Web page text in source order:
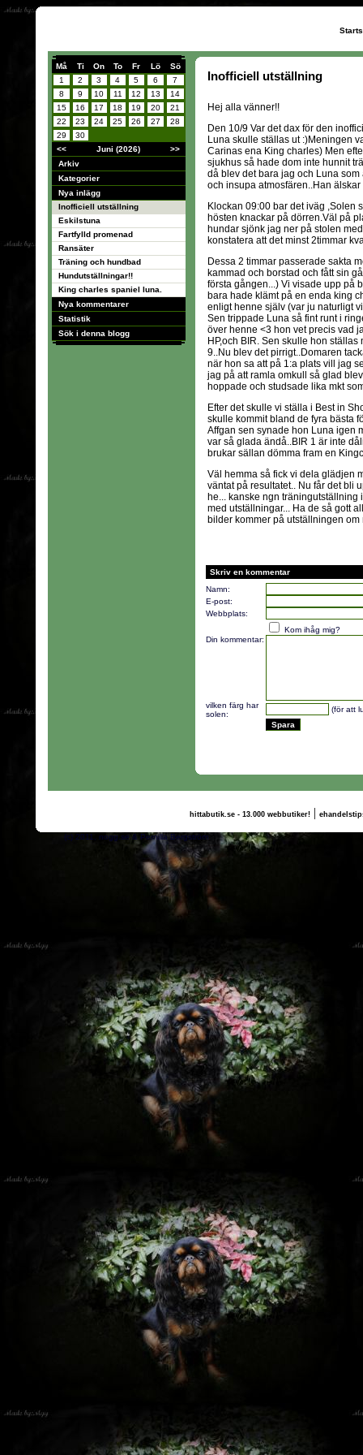
Må Ti On To Fr Lö
Sö
1
2 3 4 5 6
7
8
9 10 11 12 13
14
15
16 17 18 19 20
21
22
23 24 25 26 27
28
29
30
<<
Juni (2026)
>>
Arkiv
Kategorier
Nya inlägg
Inofficiell utställning
Eskilstuna
Fartfylld promenad
Ransäter
Träning och hundbad
Hundutställningar!!
King charles spaniel luna.
Nya kommentarer
Statistik
Sök i denna blogg
Inofficiell utställning
Hej alla vänner!!
Den 10/9 Var det dax för den
Luna skulle ställas ut :)Meningen
Carinas ena King charles) Men
sjukhus så hade dom inte hunnit
då blev det bara jag och Luna
och insupa atmosfären..Han
Klockan 09:00 bar det iväg ,Solen
hösten knackar på dörren.Väl på
hundar sjönk jag ner på stolen
konstatera att det minst 2timmar
Dessa 2 timmar passerade sakta
kammad och borstad och fått sin
första gången...) Vi visade upp på
bara hade klämt på en enda king
enligt henne själv (var ju naturligt
Sen trippade Luna så fint runt i
över henne <3 hon vet precis vad
HP,och BIR. Sen skulle hon
9..Nu blev det pirrigt..Domaren
när hon sa att på 1:a plats vill jag
jag på att ramla omkull så glad
hoppade och studsade lika mkt
Efter det skulle vi ställa i Best in
skulle kommit bland de fyra bästa
Affgan sen synade hon Luna igen
var så glada ändå..BIR 1 är inte
brukar sällan dömma fram en
Väl hemma så fick vi dela glädjen
väntat på resultatet.. Nu får det bli
he... kanske ngn träningutställning
med utställningar... Ha de så gott
bilder kommer på utställningen
Skriv en kommentar
Namn:
E-post:
Webbplats:
Kom ihåg mig?
Din kommentar:
vilken färg har
solen:
(för att
hittabutik.se - 13.000 webbutiker!|
(c) 2011, nogg.se & Pernilla Bergström